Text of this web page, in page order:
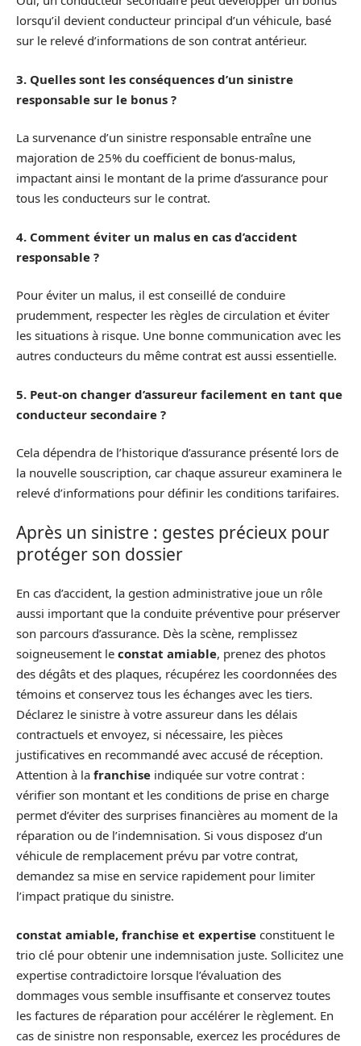
lorsqu’il devient conducteur principal d’un véhicule, basé
sur le relevé d’informations de son contrat antérieur.
3. Quelles sont les conséquences d’un sinistre
responsable sur le bonus ?
La survenance d’un sinistre responsable entraîne une
majoration de 25% du coefficient de bonus-malus,
impactant ainsi le montant de la prime d’assurance pour
tous les conducteurs sur le contrat.
4. Comment éviter un malus en cas d’accident
responsable ?
Pour éviter un malus, il est conseillé de conduire
prudemment, respecter les règles de circulation et éviter
les situations à risque. Une bonne communication avec les
autres conducteurs du même contrat est aussi essentielle.
5. Peut-on changer d’assureur facilement en tant que
conducteur secondaire ?
Cela dépendra de l’historique d’assurance présenté lors de
la nouvelle souscription, car chaque assureur examinera le
relevé d’informations pour définir les conditions tarifaires.
Après un sinistre : gestes précieux pour
protéger son dossier
En cas d’accident, la gestion administrative joue un rôle
aussi important que la conduite préventive pour préserver
son parcours d’assurance. Dès la scène, remplissez
soigneusement le constat amiable, prenez des photos
des dégâts et des plaques, récupérez les coordonnées des
témoins et conservez tous les échanges avec les tiers.
Déclarez le sinistre à votre assureur dans les délais
contractuels et envoyez, si nécessaire, les pièces
justificatives en recommandé avec accusé de réception.
Attention à la franchise indiquée sur votre contrat :
vérifier son montant et les conditions de prise en charge
permet d’éviter des surprises financières au moment de la
réparation ou de l’indemnisation. Si vous disposez d’un
véhicule de remplacement prévu par votre contrat,
demandez sa mise en service rapidement pour limiter
l’impact pratique du sinistre.
constat amiable, franchise et expertise constituent le
trio clé pour obtenir une indemnisation juste. Sollicitez une
expertise contradictoire lorsque l’évaluation des
dommages vous semble insuffisante et conservez toutes
les factures de réparation pour accélérer le règlement. En
cas de sinistre non responsable, exercez les procédures de